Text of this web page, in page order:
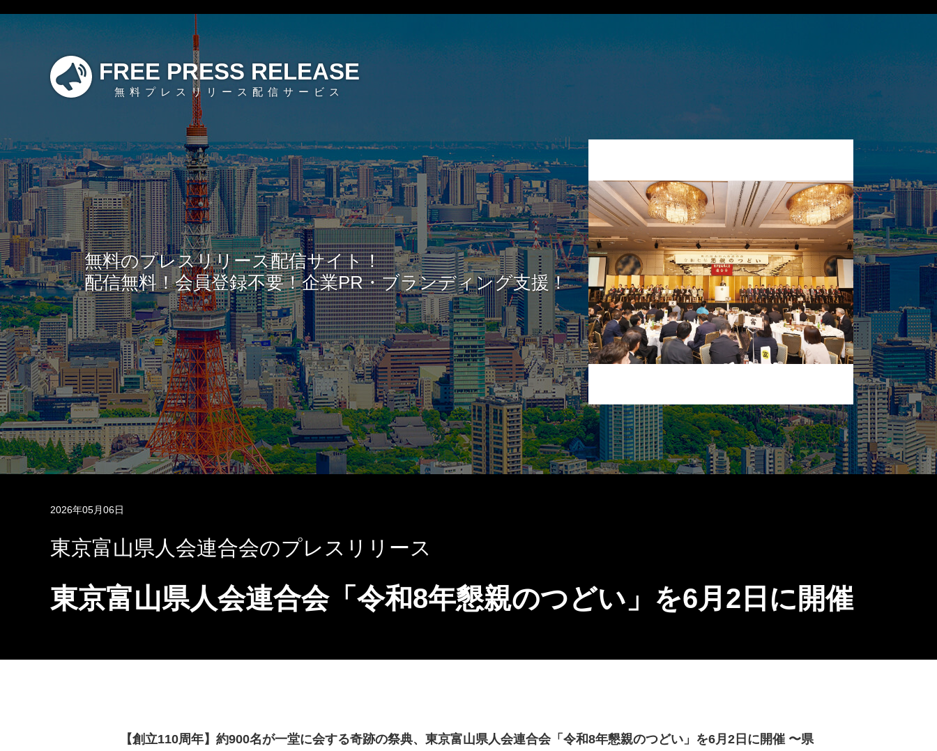
FREE PRESS RELEASE
無料プレスリリース配信サービス
無料のプレスリリース配信サイト！
配信無料！会員登録不要！企業PR・ブランディング支援！
2026年05月06日
東京富山県人会連合会のプレスリリース
東京富山県人会連合会「令和8年懇親のつどい」を6月2日に開催
【創立110周年】約900名が一堂に会する奇跡の祭典、東京富山県人会連合会「令和8年懇親のつどい」を6月2日に開催 〜県